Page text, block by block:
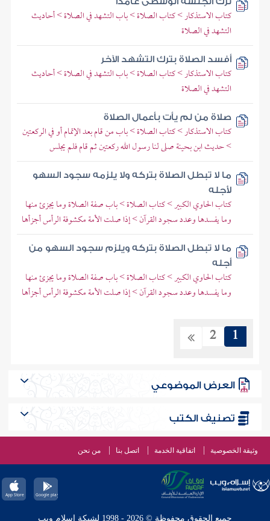
كتاب الاستذكار > كتاب الصلاة > باب التشهد في الصلاة > أحاديث
التشهد في الصلاة
أفسد الصلاة بترك التشهد الآخر
كتاب الاستذكار > كتاب الصلاة > باب التشهد في الصلاة > أحاديث
التشهد في الصلاة
صلاة من لم يأت بأعمال الصلاة
كتاب الاستذكار > كتاب الصلاة > باب من قام بعد الإتمام أو في الركعتين
> حديث ابن بحينة صلى لنا رسول الله ركعتين ثم قام فلم يجلس
ما لا تبطل الصلاة بتركه ولا يلزمه سجود السهو
لأجله
كتاب الحاوي الكبير > كتاب الصلاة > باب صفة الصلاة وما يجزئ منها
وما يفسدها وعدد سجود القرآن > إذا صلت الأمة مكشوفة الرأس أجزأها
ما لا تبطل الصلاة بتركه ويلزم سجود السهو من
أجله
كتاب الحاوي الكبير > كتاب الصلاة > باب صفة الصلاة وما يجزئ منها
وما يفسدها وعدد سجود القرآن > إذا صلت الأمة مكشوفة الرأس أجزأها
1
2
العرض الموضوعي
تصنيف الكتب
وثيقة الخصوصية اتفاقية الخدمة اتصل بنا من نحن
جميع الحقوق محفوظة © 2026 - 1998 لشبكة إسلام ويب